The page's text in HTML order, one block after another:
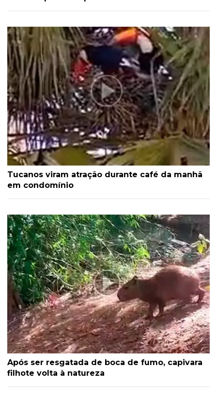
Tucanos viram atração durante café da manhã
em condomínio
Após ser resgatada de boca de fumo, capivara
filhote volta à natureza